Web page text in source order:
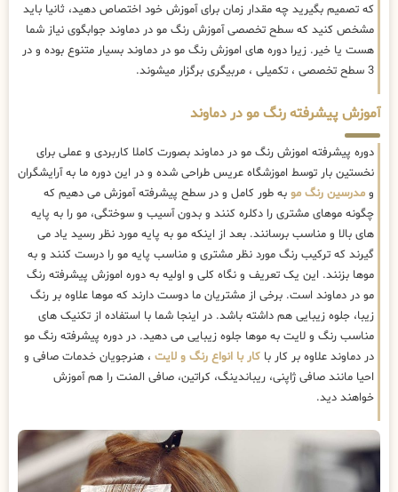
که تصمیم بگیرید چه مقدار زمان برای آموزش خود اختصاص دهید، ثانیا باید
مشخص کنید که سطح تخصصی آموزش رنگ مو در دماوند جوابگوی نیاز شما
هست یا خیر. زیرا دوره های اموزش رنگ مو در دماوند بسیار متنوع بوده و در
3 سطح تخصصی ، تکمیلی ، مربیگری برگزار میشوند.
آموزش پیشرفته رنگ مو در دماوند
دوره پیشرفته اموزش رنگ مو در دماوند بصورت کاملا کاربردی و عملی برای
نخستین بار توسط اموزشگاه عریس طراحی شده و در این دوره ما به آرایشگران
و مدرسین رنگ مو به طور کامل و در سطح پیشرفته آموزش می دهیم که
چگونه موهای مشتری را دکلره کنند و بدون آسیب و سوختگی، مو را به پایه
های بالا و مناسب برسانند. بعد از اینکه مو به پایه مورد نظر رسید یاد می
گیرند که ترکیب رنگ مورد نظر مشتری و مناسب پایه مو را درست کنند و به
موها بزنند. این یک تعریف و نگاه کلی و اولیه به دوره اموزش پیشرفته رنگ
مو در دماوند است. برخی از مشتریان ما دوست دارند که موها علاوه بر رنگ
زیبا، جلوه زیبایی هم داشته باشد. در اینجا شما با استفاده از تکنیک های
مناسب رنگ و لایت به موها جلوه زیبایی می دهید. در دوره پیشرفته رنگ مو
در دماوند علاوه بر کار با کار با انواع رنگ و لایت ، هنرجویان خدمات صافی و
احیا مانند صافی ژاپنی، ریباندینگ، کراتین، صافی المنت را هم آموزش
خواهند دید.